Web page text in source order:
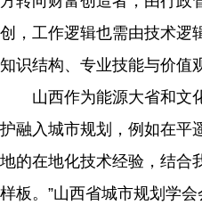
创，工作逻辑也需由技术
知识结构、专业技能与价值
山西作为能源大省和文化
护融入城市规划，例如在平
地的在地化技术经验，结合
样板。”山西省城市规划学会